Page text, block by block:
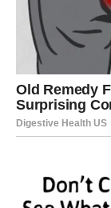
nedostajalo.
Za zauzete
partnera.
doživeti
distance ili
zbližavanje.
Rakovi koji su